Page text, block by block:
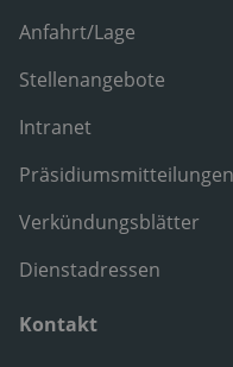
Anfahrt/Lage
Stellenangebote
Intranet
Präsidiumsmitteilungen
Verkündungsblätter
Dienstadressen
Kontakt